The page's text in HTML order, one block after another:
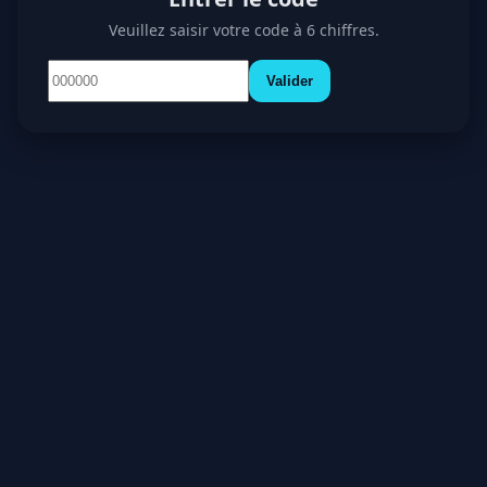
Veuillez saisir votre code à 6 chiffres.
Valider